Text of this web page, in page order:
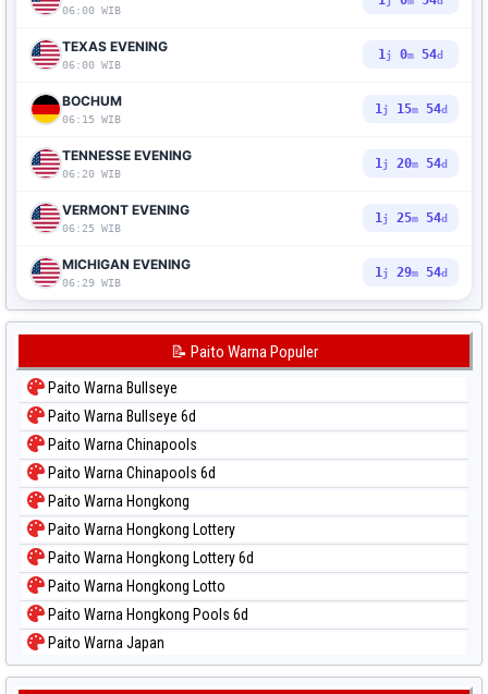
06:00 WIB
TEXAS EVENING
06:00 WIB
1j 0m 53d
BOCHUM
06:15 WIB
1j 15m53d
TENNESSE EVENING
06:20 WIB
1j 20m53d
VERMONT EVENING
06:25 WIB
1j 25m53d
MICHIGAN EVENING
06:29 WIB
1j 29m53d
📝 Paito Warna Populer
Paito Warna Bullseye
Paito Warna Bullseye 6d
Paito Warna Chinapools
Paito Warna Chinapools 6d
Paito Warna Hongkong
Paito Warna Hongkong Lottery
Paito Warna Hongkong Lottery 6d
Paito Warna Hongkong Lotto
Paito Warna Hongkong Pools 6d
Paito Warna Japan
Paito Warna Japan 6d